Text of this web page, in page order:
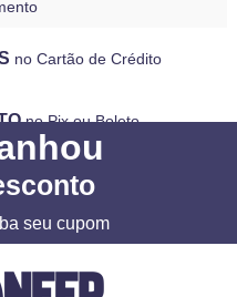
no Cartão de Crédito
no Pix ou Boleto
seu cupom